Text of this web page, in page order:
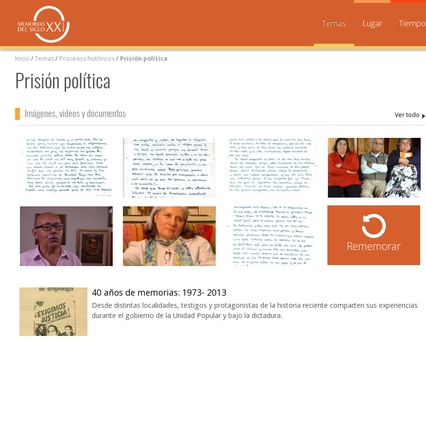
Temas Lugar Tiempo
Inicio /Temas/ Procesos históricos/ Prisión política
Prisión política
Imágenes, videos y documentos
Rememorar
40 años de memorias: 1973- 2013
Desde distintas localidades, testigos y protagonistas de la historia reciente comparten sus experiencias
durante el gobierno de la Unidad Popular y bajo la dictadura.